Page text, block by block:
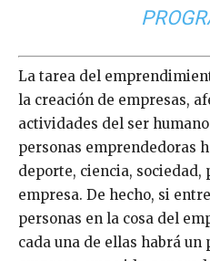
La tarea del
la creación de empresas,
actividades del ser
personas emprendedoras
deporte, ciencia,
empresa. De hecho, si
personas en la cosa del
cada una de ellas habrá un